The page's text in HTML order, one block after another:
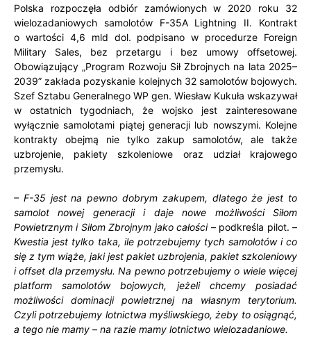
Polska rozpoczęła odbiór zamówionych w 2020 roku 32
wielozadaniowych samolotów F-35A Lightning II. Kontrakt
o wartości 4,6 mld dol. podpisano w procedurze Foreign
Military Sales, bez przetargu i bez umowy offsetowej.
Obowiązujący „Program Rozwoju Sił Zbrojnych na lata 2025–
2039” zakłada pozyskanie kolejnych 32 samolotów bojowych.
Szef Sztabu Generalnego WP gen. Wiesław Kukuła wskazywał
w ostatnich tygodniach, że wojsko jest zainteresowane
wyłącznie samolotami piątej generacji lub nowszymi. Kolejne
kontrakty obejmą nie tylko zakup samolotów, ale także
uzbrojenie, pakiety szkoleniowe oraz udział krajowego
przemysłu.
– F-35 jest na pewno dobrym zakupem, dlatego że jest to
samolot nowej generacji i daje nowe możliwości Siłom
Powietrznym i Siłom Zbrojnym jako całości – podkreśla pilot. –
Kwestia jest tylko taka, ile potrzebujemy tych samolotów i co
się z tym wiąże, jaki jest pakiet uzbrojenia, pakiet szkoleniowy
i offset dla przemysłu.Na pewnopotrzebujemy o wiele więcej
platform samolotów bojowych, jeżeli chcemy posiadać
możliwości dominacji powietrznej na własnym terytorium.
Czyli potrzebujemy lotnictwa myśliwskiego, żeby to osiągnąć,
a tego nie mamy – na razie mamy lotnictwo wielozadaniowe.